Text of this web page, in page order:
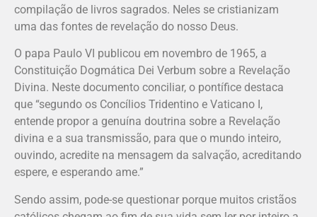
compilação de livros sagrados. Neles se cristianizam
uma das fontes de revelação do nosso Deus.
O papa Paulo VI publicou em novembro de 1965, a
Constituição Dogmática Dei Verbum sobre a Revelação
Divina. Neste documento conciliar, o pontífice destaca
que “segundo os Concílios Tridentino e Vaticano I,
entende propor a genuína doutrina sobre a Revelação
divina e a sua transmissão, para que o mundo inteiro,
ouvindo, acredite na mensagem da salvação, acreditando
espere, e esperando ame.”
Sendo assim, pode-se questionar porque muitos cristãos